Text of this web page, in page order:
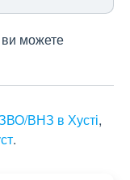
ви можете
ВНЗ в Хусті,
.